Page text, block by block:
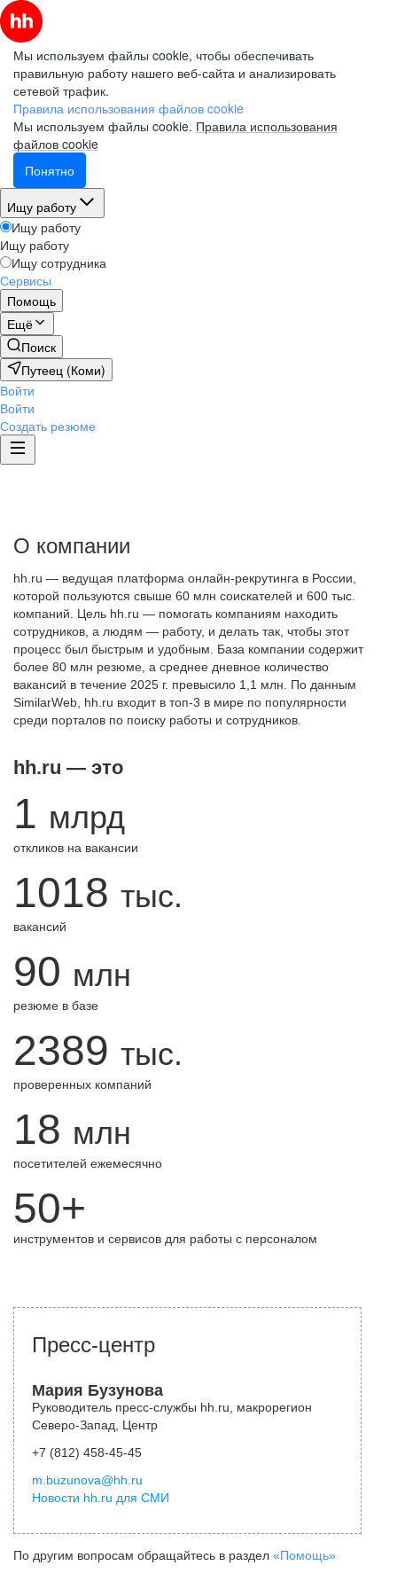
Мы используем файлы cookie, чтобы обеспечивать
правильную работу нашего веб-сайта и анализировать
сетевой трафик.
Правила использования файлов cookie
Мы используем файлы cookie. Правила использования
файлов cookie
Понятно
Ищу работу
Ищу работу
Ищу работу
Ищу сотрудника
Сервисы
Помощь
Ещё
Поиск
Путеец (Коми)
Войти
Войти
Создать резюме
О компании
hh.ru — ведущая платформа онлайн-рекрутинга в России,
которой пользуются свыше 60 млн соискателей и 600 тыс.
компаний. Цель hh.ru — помогать компаниям находить
сотрудников, а людям — работу, и делать так, чтобы этот
процесс был быстрым и удобным. База компании содержит
более 80 млн резюме, а среднее дневное количество
вакансий в течение 2025 г. превысило 1,1 млн. По данным
SimilarWeb, hh.ru входит в топ-3 в мире по популярности
среди порталов по поиску работы и сотрудников.
hh.ru — это
1 млрд
откликов на вакансии
1018 тыс.
вакансий
90 млн
резюме в базе
2389 тыс.
проверенных компаний
18 млн
посетителей ежемесячно
50+
инструментов и сервисов для работы с персоналом
Пресс-центр
Мария Бузунова
Руководитель пресс-службы hh.ru, макрорегион
Северо-Запад, Центр
+7 (812) 458-45-45
m.buzunova@hh.ru
Новости hh.ru для СМИ
По другим вопросам обращайтесь в раздел «Помощь»